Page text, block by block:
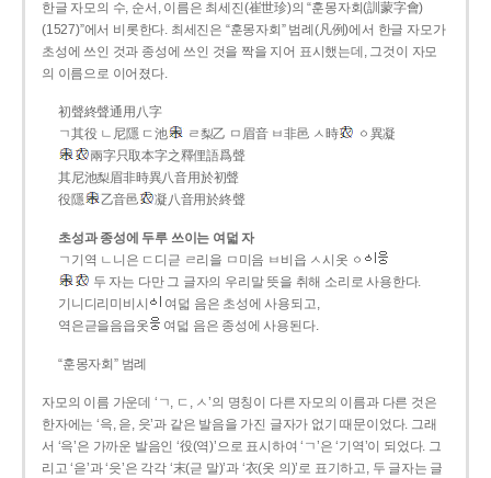
한글 자모의 수, 순서, 이름은 최세진(崔世珍)의 “훈몽자회(訓蒙字會)
(1527)”에서 비롯한다. 최세진은 “훈몽자회” 범례(凡例)에서 한글 자모가
초성에 쓰인 것과 종성에 쓰인 것을 짝을 지어 표시했는데, 그것이 자모
의 이름으로 이어졌다.
初聲終聲通用八字
ㄱ其役 ㄴ尼隱 ㄷ池
ㄹ梨乙 ㅁ眉音 ㅂ非邑 ㅅ時
ㆁ異凝
兩字只取本字之釋俚語爲聲
其尼池梨眉非時異八音用於初聲
役隱
乙音邑 凝八音用於終聲
초성과 종성에 두루 쓰이는 여덟 자
ㄱ기역 ㄴ니은 ㄷ디귿 ㄹ리을 ㅁ미음 ㅂ비읍 ㅅ시옷 ㆁ
두 자는 다만 그 글자의 우리말 뜻을 취해 소리로 사용한다.
기니디리미비시
여덟 음은 초성에 사용되고,
역은귿을음읍옷
여덟 음은 종성에 사용된다.
“훈몽자회” 범례
자모의 이름 가운데 ‘ㄱ, ㄷ, ㅅ’의 명칭이 다른 자모의 이름과 다른 것은
한자에는 ‘윽, 읃, 읏’과 같은 발음을 가진 글자가 없기 때문이었다. 그래
서 ‘윽’은 가까운 발음인 ‘役(역)’으로 표시하여 ‘ㄱ’은 ‘기역’이 되었다. 그
리고 ‘읃’과 ‘읏’은 각각 ‘末(귿 말)’과 ‘衣(옷 의)’로 표기하고, 두 글자는 글